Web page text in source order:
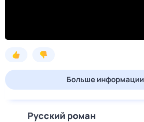
Больше информации
Русский роман